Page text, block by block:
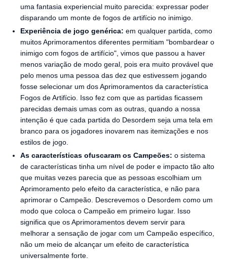
uma fantasia experiencial muito parecida: expressar poder
disparando um monte de fogos de artifício no inimigo.
Experiência de jogo genérica: em qualquer partida, como
muitos Aprimoramentos diferentes permitiam "bombardear o
inimigo com fogos de artifício", vimos que passou a haver
menos variação de modo geral, pois era muito provável que
pelo menos uma pessoa das dez que estivessem jogando
fosse selecionar um dos Aprimoramentos da característica
Fogos de Artifício. Isso fez com que as partidas ficassem
parecidas demais umas com as outras, quando a nossa
intenção é que cada partida do Desordem seja uma tela em
branco para os jogadores inovarem nas itemizações e nos
estilos de jogo.
As características ofuscaram os Campeões: o sistema
de características tinha um nível de poder e impacto tão alto
que muitas vezes parecia que as pessoas escolhiam um
Aprimoramento pelo efeito da característica, e não para
aprimorar o Campeão. Descrevemos o Desordem como um
modo que coloca o Campeão em primeiro lugar. Isso
significa que os Aprimoramentos devem servir para
melhorar a sensação de jogar com um Campeão específico,
não um meio de alcançar um efeito de característica
universalmente forte.